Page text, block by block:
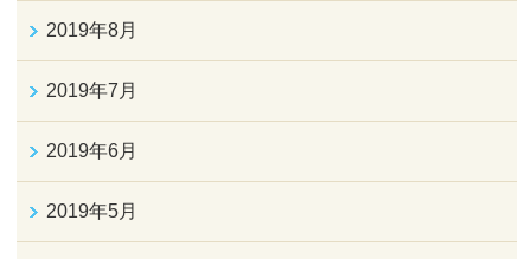
2019年8月
2019年7月
2019年6月
2019年5月